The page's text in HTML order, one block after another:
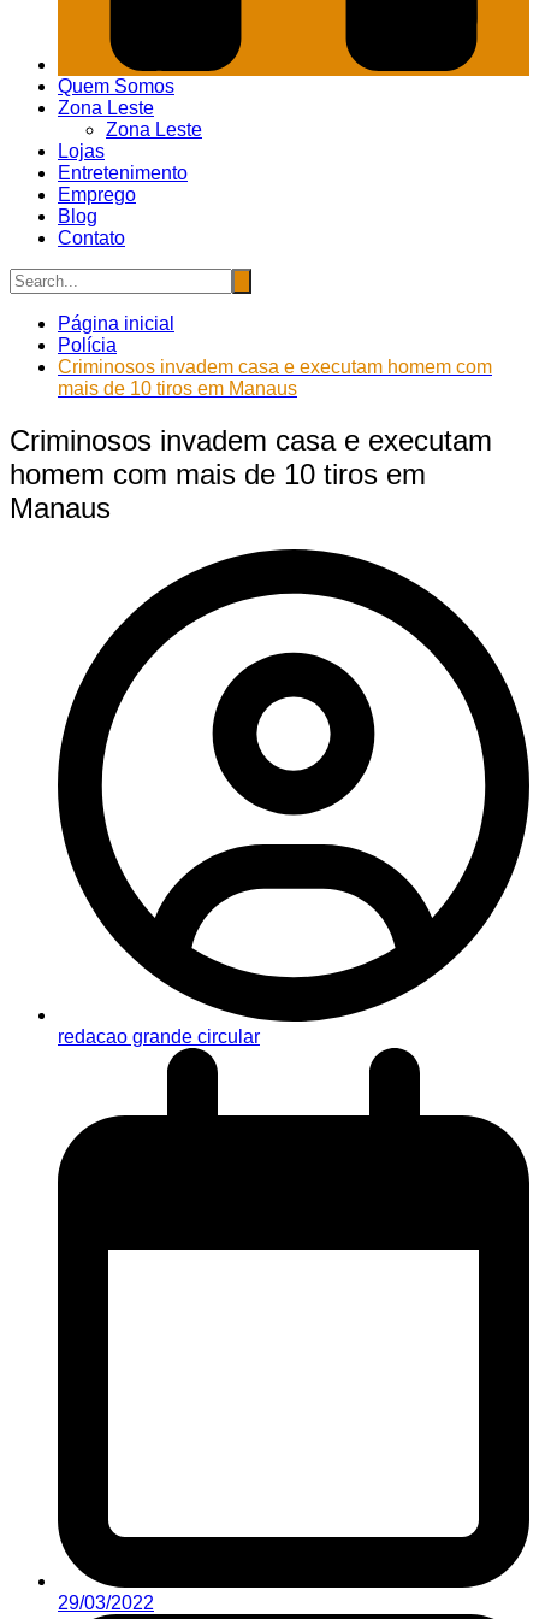
Quem Somos
Zona Leste
Zona Leste
Lojas
Entretenimento
Emprego
Blog
Contato
Página inicial
Polícia
Criminosos invadem casa e executam homem com
mais de 10 tiros em Manaus
Criminosos invadem casa e executam
homem com mais de 10 tiros em
Manaus
redacao grande circular
29/03/2022